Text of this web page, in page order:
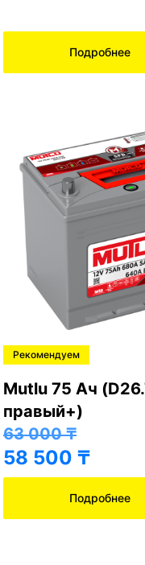
Подробнее
Рекомендуем
Mutlu 75 Ач
правый+)
63 000₸
58 500 ₸
Подробнее